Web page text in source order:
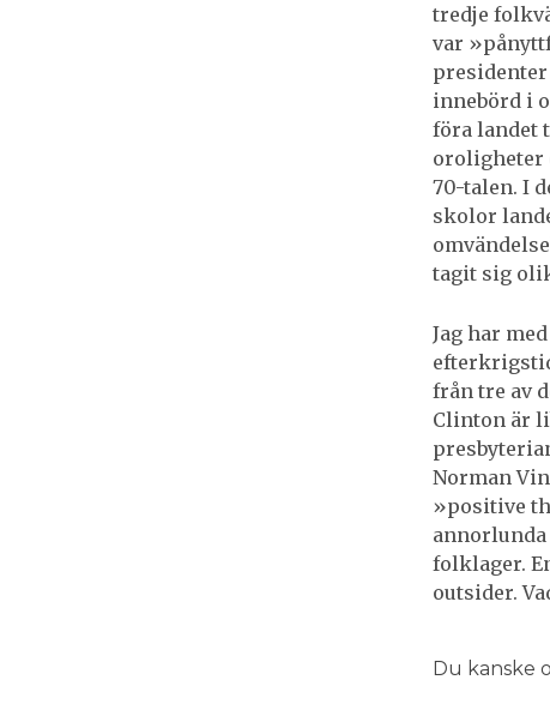
tredje
var
presidenter
innebörd i
föra landet
oroligheter
70-talen. I
skolor
tagit sig
Jag har
från tre av
Clinton är
Norman
»positive
folklager.
outsider.
Du kanske